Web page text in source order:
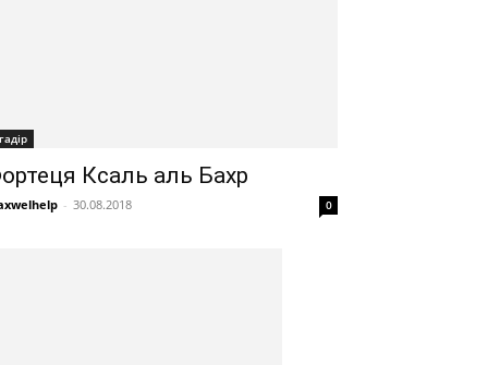
Ксаль аль Бахр
- 30.08.2018 0